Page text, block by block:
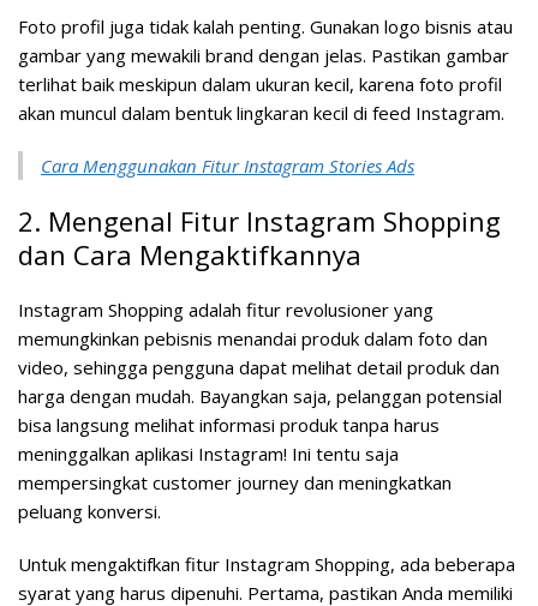
Foto profil juga tidak kalah penting. Gunakan logo bisnis atau
gambar yang mewakili brand dengan jelas. Pastikan gambar
terlihat baik meskipun dalam ukuran kecil, karena foto profil
akan muncul dalam bentuk lingkaran kecil di feed Instagram.
Cara Menggunakan Fitur Instagram Stories Ads
2. Mengenal Fitur Instagram Shopping
dan Cara Mengaktifkannya
Instagram Shopping adalah fitur revolusioner yang
memungkinkan pebisnis menandai produk dalam foto dan
video, sehingga pengguna dapat melihat detail produk dan
harga dengan mudah. Bayangkan saja, pelanggan potensial
bisa langsung melihat informasi produk tanpa harus
meninggalkan aplikasi Instagram! Ini tentu saja
mempersingkat customer journey dan meningkatkan
peluang konversi.
Untuk mengaktifkan fitur Instagram Shopping, ada beberapa
syarat yang harus dipenuhi. Pertama, pastikan Anda memiliki